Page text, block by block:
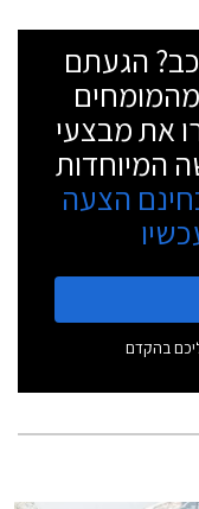
הגעתם
את מבצעי
המיוחדות
הצעה
בהקדם